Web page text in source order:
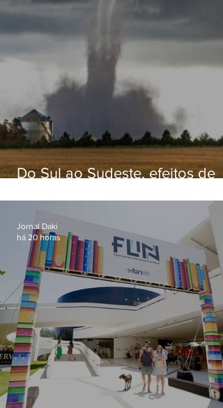
Do Sul ao Sudeste, efeitos de
apreensão na população
Jornal Daki
há 20 horas